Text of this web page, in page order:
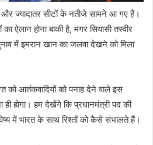
और ज्यादातर सीटों के नतीजे सामने आ गए हैं।
ऐलान होना बाकी है, मगर सियासी तस्वीर
में इमरान खान का जलवा देखने को मिला
को आतंकवादियों को पनाह देने वाले इस
ही होगा। हम देखेंगे कि प्रधानमंत्री पद की
में भारत के साथ रिश्तों को कैसे संभालते हैं।